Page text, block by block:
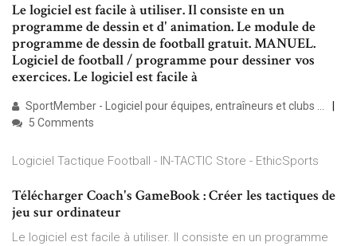
Le logiciel est facile à utiliser. Il consiste en un
programme de dessin et d' animation. Le module de
programme de dessin de football gratuit. MANUEL.
Logiciel de football / programme pour dessiner vos
exercices. Le logiciel est facile à
SportMember - Logiciel pour équipes, entraîneurs et clubs ...
5 Comments
Logiciel Tactique Football - IN-TACTIC Store - EthicSports
Télécharger Coach's GameBook : Créer les tactiques de
jeu sur ordinateur
Le logiciel est facile à utiliser. Il consiste en un programme